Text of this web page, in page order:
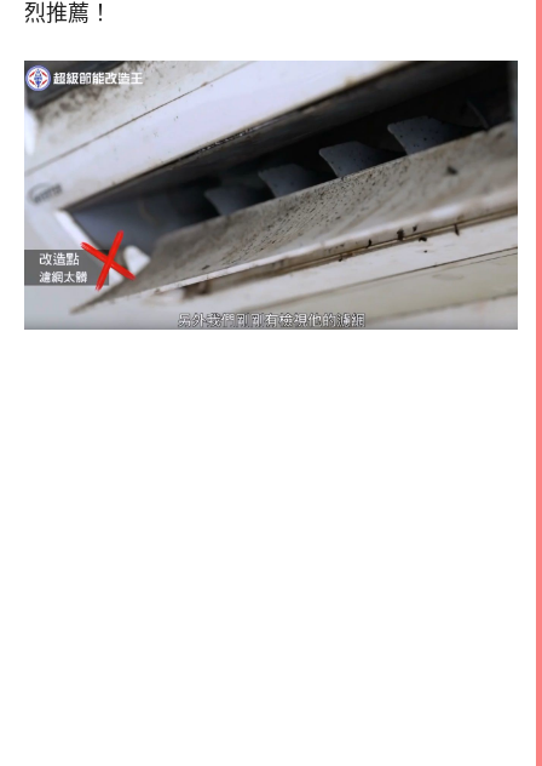
烈推薦！